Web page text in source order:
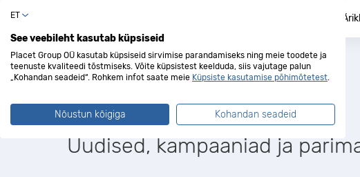
Laen.ee blogi
Uudised, kampaaniad ja
ET
See veebileht kasutab küpsiseid
Placet Group OÜ kasutab küpsiseid sirvimise parandamiseks ning meie toodete ja
teenuste kvaliteedi tõstmiseks. Võite küpsistest keelduda, siis vajutage palun
„Kohandan seadeid“. Rohkem infot saate meie Küpsiste kasutamise põhimõtetest.
Nõustun kõigiga Kohandan seadeid